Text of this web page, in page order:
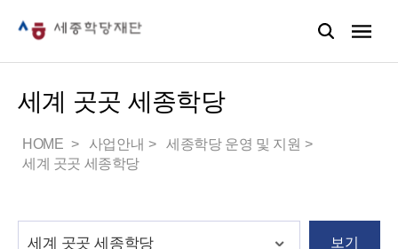
세계 곳곳 세종학당
HOME 사업안내
세종학당 운영 및 지원
세계 곳곳 세종학당
보기